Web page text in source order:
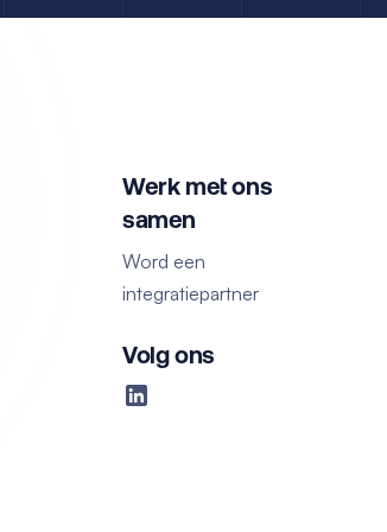
Werk met ons
samen
Word een
integratiepartner
Volg ons